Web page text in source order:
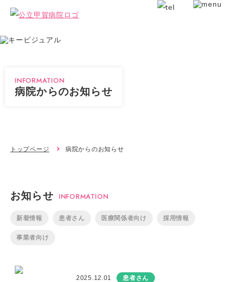
INFORMATION
病院からのお知らせ
トップページ 病院からのお知らせ
お知らせ INFORMATION
新着情報 患者さん 医療関係者向け 採用情報
事業者向け
2025.12.01 患者さん